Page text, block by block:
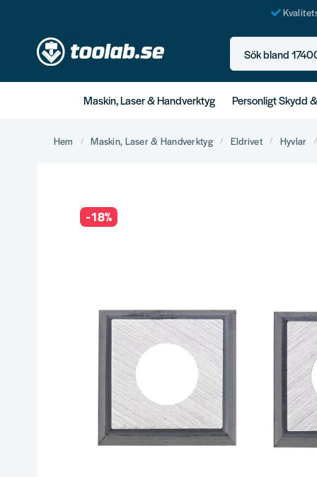
Sök bland 17400+
Maskin, Laser & Handverktyg Personligt Skydd
Hem Maskin, Laser & Handverktyg Eldrivet Hyvlar
-18%